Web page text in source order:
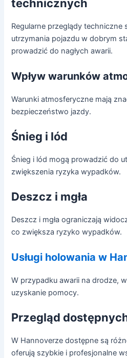
technicznych
Regularne przeglądy techniczne
utrzymania pojazdu w dobrym
prowadzić do nagłych awarii.
Wpływ warunków
Warunki atmosferyczne mają
bezpieczeństwo jazdy.
Śnieg i lód
Śnieg i lód mogą prowadzić do
zwiększenia ryzyka wypadków.
Deszcz i mgła
Deszcz i mgła ograniczają
co zwiększa ryzyko wypadków.
Usługi holowania w
W przypadku awarii na drodze,
uzyskanie pomocy.
Przegląd
W Hannoverze dostępne są
oferują szybkie i profesjonalne